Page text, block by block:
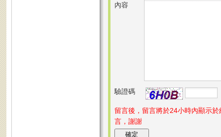
內容
驗證碼
留言後，留言將於24小時內顯示
言，謝謝